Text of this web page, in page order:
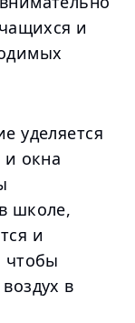
и
уделяется
и окна
школе,
и
чтобы
в